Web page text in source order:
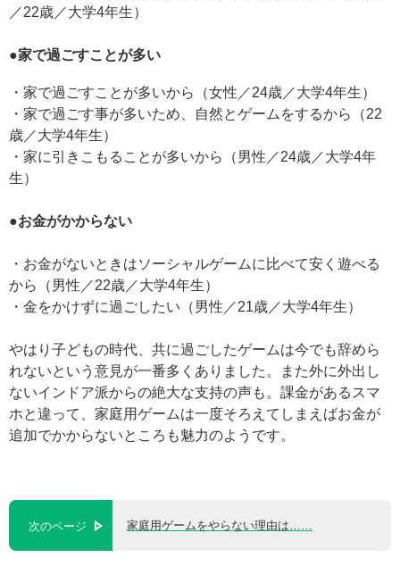
／22歳／大学4年生）
●家で過ごすことが多い
・家で過ごすことが多いから（女性／24歳／大学4年生）
・家で過ごす事が多いため、自然とゲームをするから（22
歳／大学4年生）
・家に引きこもることが多いから（男性／24歳／大学4年
生）
●お金がかからない
・お金がないときはソーシャルゲームに比べて安く遊べる
から（男性／22歳／大学4年生）
・金をかけずに過ごしたい（男性／21歳／大学4年生）
やはり子どもの時代、共に過ごしたゲームは今でも辞めら
れないという意見が一番多くありました。また外に外出し
ないインドア派からの絶大な支持の声も。課金があるスマ
ホと違って、家庭用ゲームは一度そろえてしまえばお金が
追加でかからないところも魅力のようです。
次のページ 家庭用ゲームをやらない理由は……